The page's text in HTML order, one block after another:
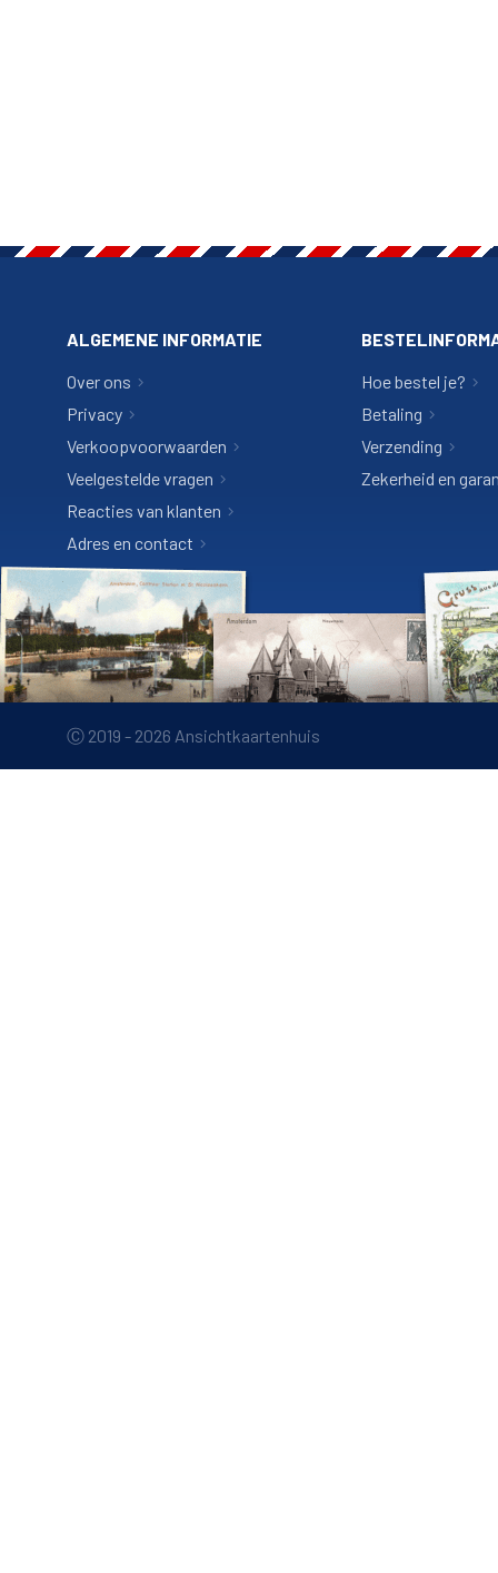
ALGEMENE INFORMATIE
Over ons
Privacy
Verkoopvoorwaarden
Veelgestelde vragen
Reacties van klanten
Adres en contact
Hoe bestel je?
Betaling
Verzending
Zekerheid en
Ⓒ 2019 - 2026 Ansichtkaartenhuis